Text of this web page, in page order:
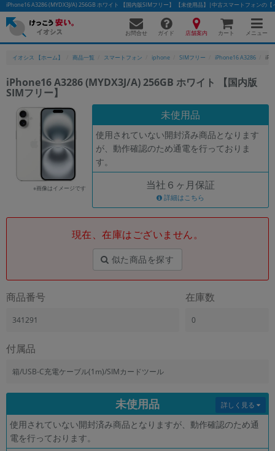
iPhone16 A3286 (MYDX3J/A) 256GB ホワイト 【国内版SIMフリー】 【未使用品】|中古スマートフォンの【
お問合せ ガイド 店舗案内 カート メニュー
イオシス 【ホーム】 商品一覧 スマートフォン iphone SIMフリー iPhone16 A3286
iPhone16 A3286 (MYDX3J/A) 256GB ホワイト 【国内版
SIMフリー】
※画像はイメージです
未使用品
使用されていない開封済み商品となります
が、動作確認のため通電を行っておりま
す。
当社６ヶ月保証
詳細はこちら
現在、在庫はございません。
似た商品を探す
商品番号
341291
在庫数
0
付属品
箱/USB-C充電ケーブル(1m)/SIMカードツール
未使用品
使用されていない開封済み商品となりますが、動作確認のため通
電を行っております。
詳しく見る
かんたんパソコン検索に切り替える
フリーワード
除外ワード
人気の検索ワード： Let's note
「スマートフォン」「タブレット」など
メーカー
「Apple」「SONY」「SHARP」など
機能・特徴
ランク
商品状態の絞り込み
「新品」「未使用」「中古」など